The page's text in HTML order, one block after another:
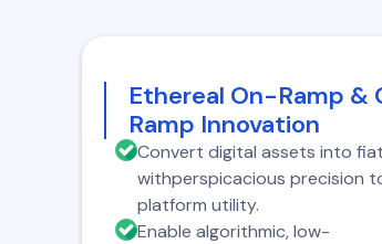
Ethereal On-Ramp &
Ramp Innovation
Convert digital assets into fiat
withperspicacious precision
platform utility.
Enable algorithmic, low-